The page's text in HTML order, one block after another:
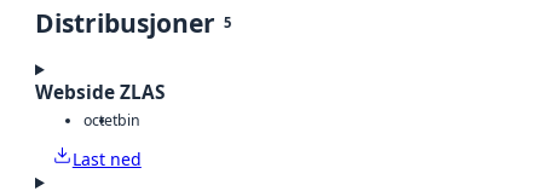
Distribusjoner 5
Webside ZLAS
octetbin
Last ned